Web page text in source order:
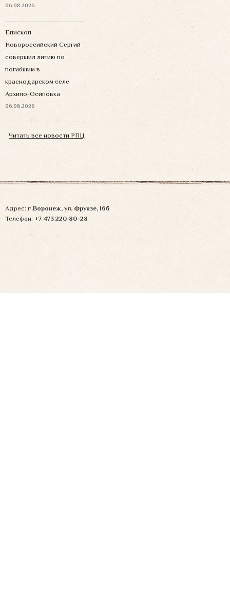
06.08.2026
Епископ
Новороссийский Сергий
совершил литию по
погибшим в
краснодарском селе
Архипо-Осиповка
06.08.2026
Читать все новости РПЦ
Адрес: г.Воронеж, ул. Фрунзе, 16б
Телефон: +7 473 220‑80-28